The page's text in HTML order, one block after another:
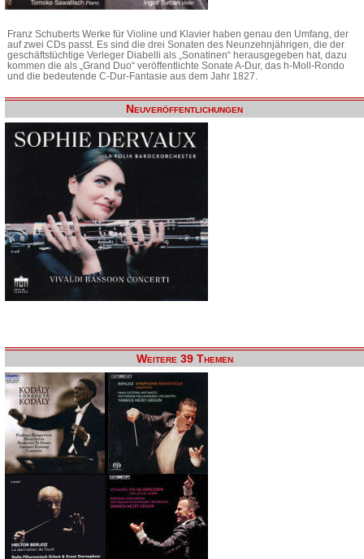
Franz Schuberts Werke für Violine und Klavier haben genau den Umfang, der
auf zwei CDs passt. Es sind die drei Sonaten des Neunzehnjährigen, die der
geschäftstüchtige Verleger Diabelli als „Sonatinen“ herausgegeben hat, dazu
kommen die als „Grand Duo“ veröffentlichte Sonate A-Dur, das h-Moll-Rondo
und die bedeutende C-Dur-Fantasie aus dem Jahr 1827.
Neuveröffentlichungen
Weitere 39 Themen